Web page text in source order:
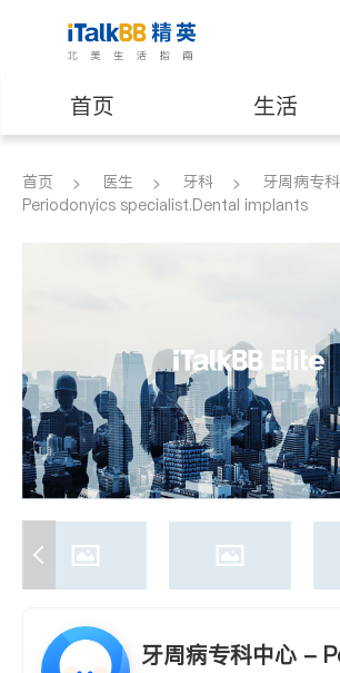
首页 生活
医生 律师
养老 非盈利组织
首页 医生 牙科
牙周病专
Periodonyics specialist.Dental implants
牙周病专科中心 -